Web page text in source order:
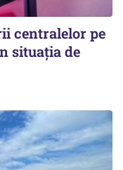
centralelor pe
situația de